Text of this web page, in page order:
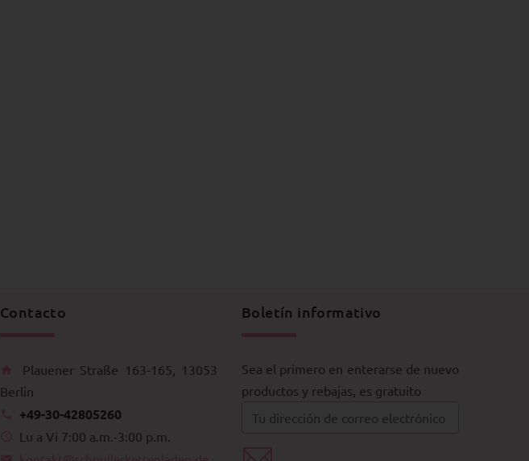
Contacto
Plauener Straße 163-165, 13053
Berlin
+49-30-42805260
Lu a Vi 7:00 a.m.-3:00 p.m.
Boletín informativo
Sea el primero en enterarse de nuevo
productos y rebajas, es gratuito